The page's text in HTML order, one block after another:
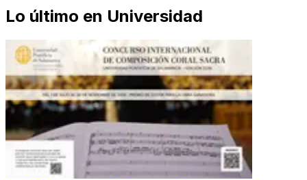
Lo último en Universidad